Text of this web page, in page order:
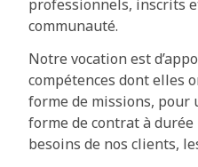
professionnels, inscrits
communauté.
Notre vocation est
compétences dont elles
forme de missions, pour
forme de contrat à
besoins de nos clients,